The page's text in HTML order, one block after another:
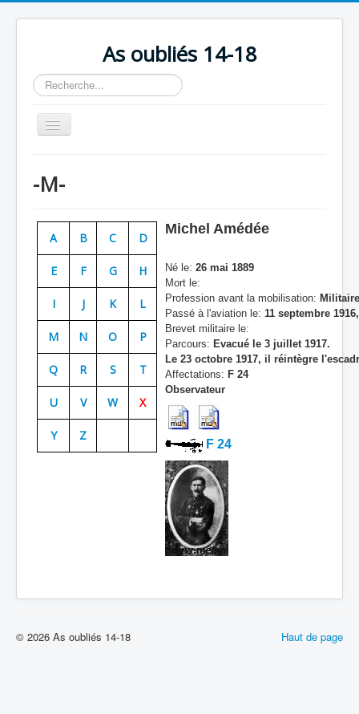
As oubliés 14-18
Rechercher
Basculer
la
Chronologie
Escadrilles
Organisation
Avions
Personnels
Doctrines
Batailles
Les As
Cahiers des As
-M-
A B C D
E F G H
I J K L
M N O P
Q R S T
U V W X
Y Z
Michel Amédée
Né le: 26 mai 1889
Mort le:
Profession avant la mobilisation: Militaire
Passé à l'aviation le: 11 septembre
Brevet militaire le:
Parcours: Evacué le 3 juillet 1917.
Le 23 octobre 1917, il réintègre
Affectations: F 24
Observateur
F 24
Haut de page
© 2026 As oubliés 14-18